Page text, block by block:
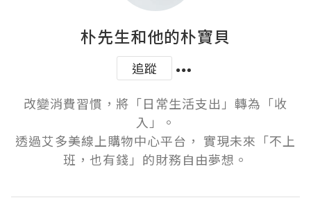
朴先生和他的朴寶貝
追蹤
改變消費習慣，將「日常生活支出」轉為「收
入」。
透過艾多美線上購物中心平台， 實現未來「不上
班，也有錢」的財務自由夢想。